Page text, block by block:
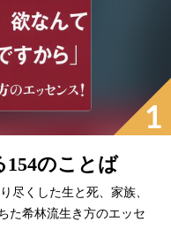
1
154のことば
尽くした生と死、家族、
た希林流生き方のエッセ